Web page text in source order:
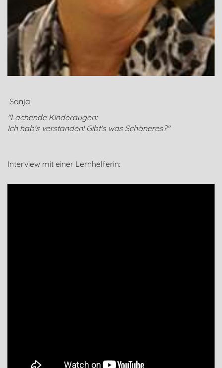
Sonja:
"Lachende Kinderaugen:
Ich hab's verstanden! Gibt's was Schöneres?"
Interview mit einer Lernhelferin: